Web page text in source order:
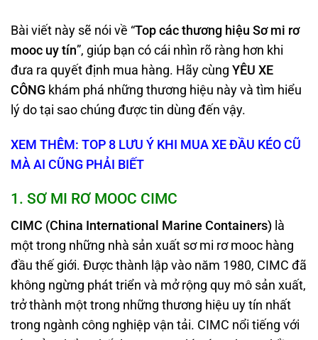
Bài viết này sẽ nói về “Top các thương hiệu Sơ mi rơ
mooc uy tín”, giúp bạn có cái nhìn rõ ràng hơn khi
đưa ra quyết định mua hàng. Hãy cùng YÊU XE
CÔNG khám phá những thương hiệu này và tìm hiểu
lý do tại sao chúng được tin dùng đến vậy.
XEM THÊM: TOP 8 LƯU Ý KHI MUA XE ĐẦU KÉO CŨ
MÀ AI CŨNG PHẢI BIẾT
1 . SƠ MI RƠ MOOC CIMC
CIMC (China International Marine Containers) là
một trong những nhà sản xuất sơ mi rơ mooc hàng
đầu thế giới. Được thành lập vào năm 1980, CIMC đã
không ngừng phát triển và mở rộng quy mô sản xuất,
trở thành một trong những thương hiệu uy tín nhất
trong ngành công nghiệp vận tải. CIMC nổi tiếng với